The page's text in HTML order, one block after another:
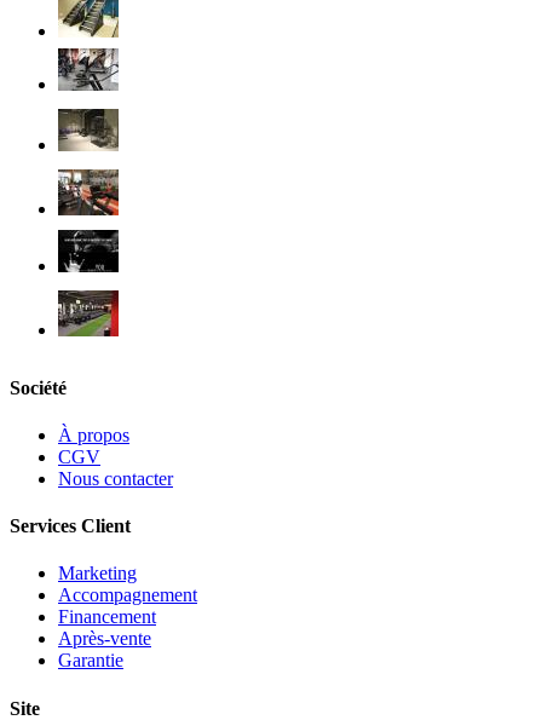
Société
À propos
CGV
Nous contacter
Services Client
Marketing
Accompagnement
Financement
Après-vente
Garantie
Site